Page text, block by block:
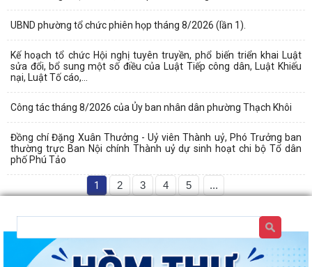
UBND phường tổ chức phiên họp tháng 8/2026 (lần 1).
Kế hoạch tổ chức Hội nghị tuyên truyền, phổ biến triển khai Luật
sửa đổi, bổ sung một số điều của Luật Tiếp công dân, Luật Khiếu
nại, Luật Tố cáo,...
Công tác tháng 8/2026 của Ủy ban nhân dân phường Thạch Khôi
Đồng chí Đặng Xuân Thưởng - Uỷ viên Thành uỷ, Phó Trưởng ban
thường trực Ban Nội chính Thành uỷ dự sinh hoạt chi bộ Tổ dân
phố Phú Tảo
1 2 3 4 5 ...